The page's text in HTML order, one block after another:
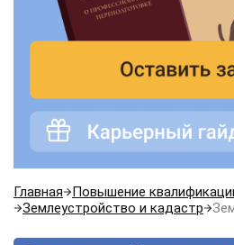
Главная
Повышение
Землеустройство и кадастр